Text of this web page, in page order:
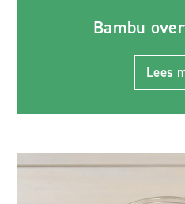
Bambu
Lees